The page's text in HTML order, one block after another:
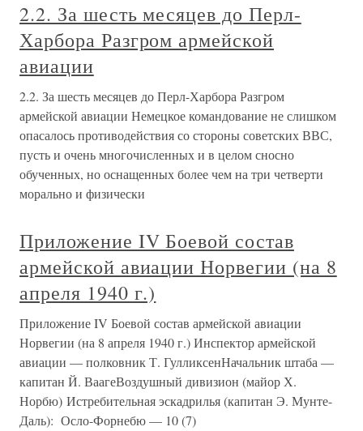
2.2. За шесть месяцев до Перл-
Харбора Разгром армейской
авиации
2.2. За шесть месяцев до Перл-Харбора Разгром
армейской авиации Немецкое командование не слишком
опасалось противодействия со стороны советских ВВС,
пусть и очень многочисленных и в целом сносно
обученных, но оснащенных более чем на три четверти
морально и физически
Приложение IV Боевой состав
армейской авиации Норвегии (на 8
апреля 1940 г.)
Приложение IV Боевой состав армейской авиации
Норвегии (на 8 апреля 1940 г.) Инспектор армейской
авиации — полковник Т. ГулликсенНачальник штаба —
капитан Й. ВаагеВоздушный дивизион (майор Х.
Норбю) Истребительная эскадрилья (капитан Э. Мунте-
Даль): Осло-Форнебю — 10 (7)